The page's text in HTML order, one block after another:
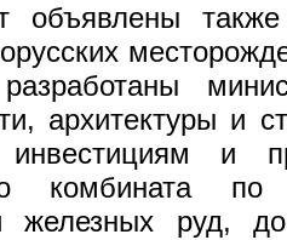
объявлены
разработаны
архитектуры и
и
комбината
железных руд,